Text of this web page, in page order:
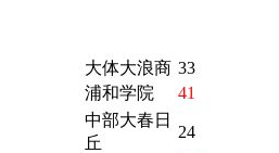
大体大浪商 33
浦和学院 41
中部大春日
丘
24